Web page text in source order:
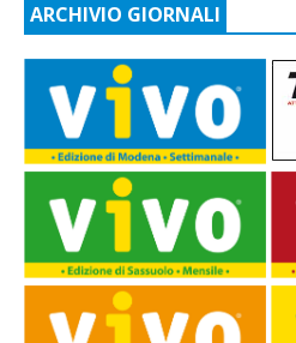
ARCHIVIO GIORNALI